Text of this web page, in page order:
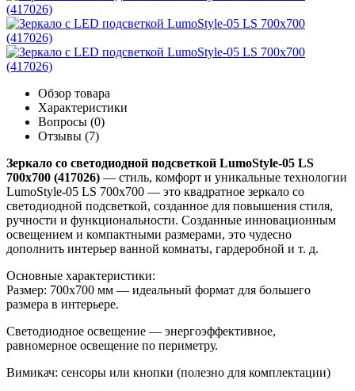
Обзор товара
Характеристики
Вопросы (0)
Отзывы (7)
Зеркало со светодиодной подсветкой LumoStyle-05 LS
700x700 (417026) — стиль, комфорт и уникальные технологии
LumoStyle-05 LS 700x700 — это квадратное зеркало со
светодиодной подсветкой, созданное для повышения стиля,
ручности и функциональности. Созданные инновационным
освещением и компактными размерами, это чудесно
дополнить интерьер ванной комнаты, гардеробной и т. д.
Основные характеристики:
Размер: 700х700 мм — идеальный формат для большего
размера в интерьере.
Светодиодное освещение — энергоэффективное,
равномерное освещение по периметру.
Вимикач: сенсоры или кнопки (полезно для комплектации)